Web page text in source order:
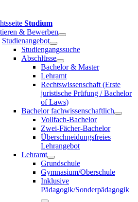
Studium
& Bewerben
Studienangebot
Studiengangssuche
Abschlüsse
Bachelor & Master
Lehramt
Rechtswissenschaft (Erste
juristische Prüfung / Bachelor
of Laws)
Bachelor fachwissenschaftlich
Vollfach-Bachelor
Zwei-Fächer-Bachelor
Überschneidungsfreies
Lehrangebot
Lehramt
Grundschule
Gymnasium/Oberschule
Inklusive
Pädagogik/Sonderpädagogik